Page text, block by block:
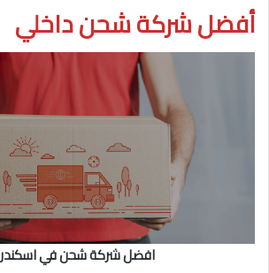
أفضل شركة شحن داخلي
افضل شركة شحن في